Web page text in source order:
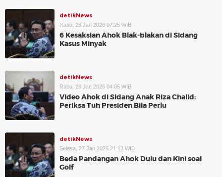
detikNews
Rabu, 28 Jan 2026 07:25 WIB
6 Kesaksian Ahok Blak-blakan di Sidang
Kasus Minyak
detikNews
Rabu, 28 Jan 2026 04:05 WIB
Video Ahok di Sidang Anak Riza Chalid:
Periksa Tuh Presiden Bila Perlu
detikNews
Selasa, 27 Jan 2026 21:13 WIB
Beda Pandangan Ahok Dulu dan Kini soal
Golf